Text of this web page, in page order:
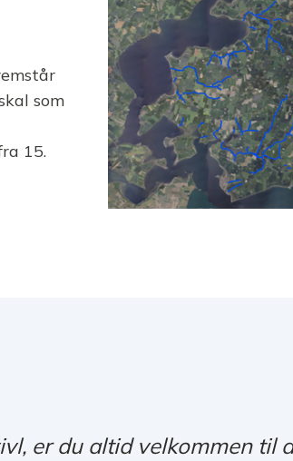
som
15.
er du altid velkommen til